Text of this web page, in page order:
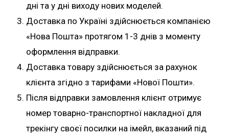
дні та у дні виходу нових моделей.
Доставка по Україні здійснюється компанією
«Нова Пошта» протягом 1-3 днів з моменту
оформлення відправки.
Доставка товару здійснюється за рахунок
клієнта згідно з тарифами «Нової Пошти».
Після відправки замовлення клієнт отримує
номер товарно-транспортної накладної для
трекінгу своєї посилки на імейл, вказаний під